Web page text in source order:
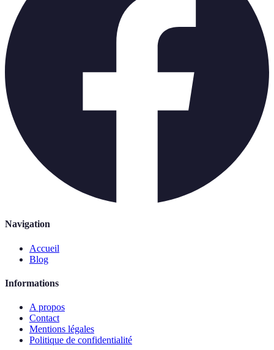
Navigation
Accueil
Blog
Informations
A propos
Contact
Mentions légales
Politique de confidentialité